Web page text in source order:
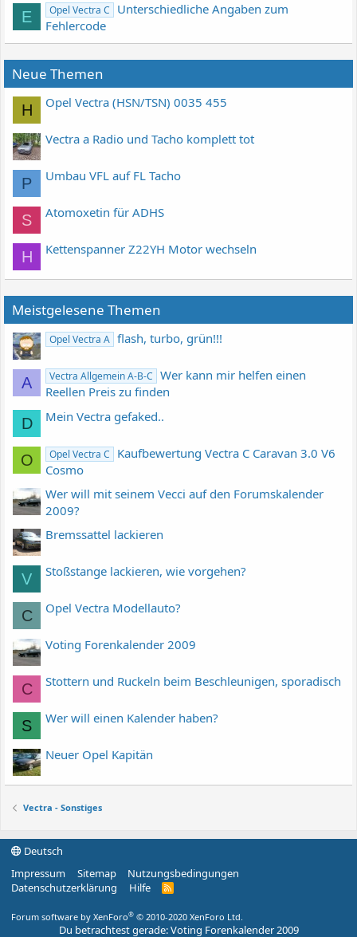
E Opel Vectra C
Unterschiedliche Angaben zum
Fehlercode
Neue Themen
H Opel Vectra (HSN/TSN) 0035 455
Vectra a Radio und Tacho komplett tot
P Umbau VFL auf FL Tacho
S Atomoxetin für ADHS
H Kettenspanner Z22YH Motor wechseln
Meistgelesene Themen
Opel Vectra A flash, turbo, grün!!!
A Vectra Allgemein A-B-C
Wer kann mir helfen einen
Reellen Preis zu finden
D Mein Vectra gefaked..
O Opel Vectra C
Kaufbewertung Vectra C Caravan 3.0 V6
Cosmo
Wer will mit seinem Vecci auf den Forumskalender
2009?
Bremssattel lackieren
V Stoßstange lackieren, wie vorgehen?
C Opel Vectra Modellauto?
Voting Forenkalender 2009
C Stottern und Ruckeln beim Beschleunigen, sporadisch
S Wer will einen Kalender haben?
Neuer Opel Kapitän
Vectra - Sonstiges
Deutsch
Impressum
Sitemap
Nutzungsbedingungen
Datenschutzerklärung
Hilfe
R
Forum software by XenForo® © 2010-2020 XenForo Ltd.
Du betrachtest gerade: Voting Forenkalender 2009